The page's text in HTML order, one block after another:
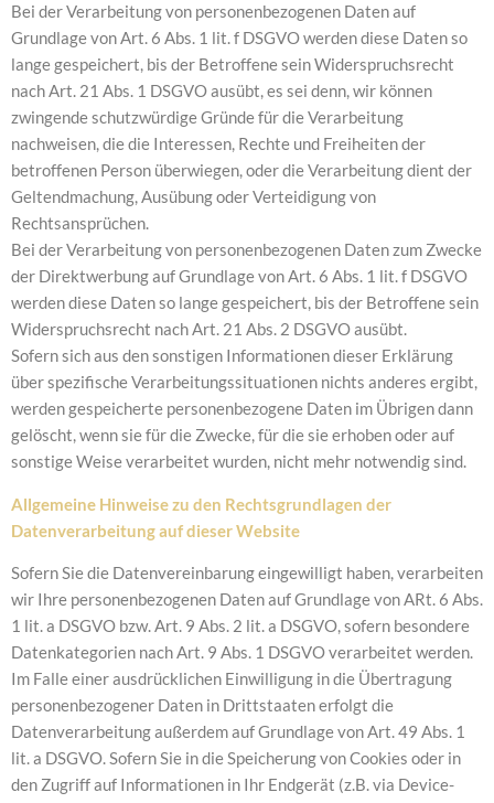
Bei der Verarbeitung von personenbezogenen Daten auf
Grundlage von Art. 6 Abs. 1 lit. f DSGVO werden diese Daten so
lange gespeichert, bis der Betroffene sein Widerspruchsrecht
nach Art. 21 Abs. 1 DSGVO ausübt, es sei denn, wir können
zwingende schutzwürdige Gründe für die Verarbeitung
nachweisen, die die Interessen, Rechte und Freiheiten der
betroffenen Person überwiegen, oder die Verarbeitung dient der
Geltendmachung, Ausübung oder Verteidigung von
Rechtsansprüchen.
Bei der Verarbeitung von personenbezogenen Daten zum Zwecke
der Direktwerbung auf Grundlage von Art. 6 Abs. 1 lit. f DSGVO
werden diese Daten so lange gespeichert, bis der Betroffene sein
Widerspruchsrecht nach Art. 21 Abs. 2 DSGVO ausübt.
Sofern sich aus den sonstigen Informationen dieser Erklärung
über spezifische Verarbeitungssituationen nichts anderes ergibt,
werden gespeicherte personenbezogene Daten im Übrigen dann
gelöscht, wenn sie für die Zwecke, für die sie erhoben oder auf
sonstige Weise verarbeitet wurden, nicht mehr notwendig sind.
Allgemeine Hinweise zu den Rechtsgrundlagen der
Datenverarbeitung auf dieser Website
Sofern Sie die Datenvereinbarung eingewilligt haben, verarbeiten
wir Ihre personenbezogenen Daten auf Grundlage von ARt. 6 Abs.
1 lit. a DSGVO bzw. Art. 9 Abs. 2 lit. a DSGVO, sofern besondere
Datenkategorien nach Art. 9 Abs. 1 DSGVO verarbeitet werden.
Im Falle einer ausdrücklichen Einwilligung in die Übertragung
personenbezogener Daten in Drittstaaten erfolgt die
Datenverarbeitung außerdem auf Grundlage von Art. 49 Abs. 1
lit. a DSGVO. Sofern Sie in die Speicherung von Cookies oder in
den Zugriff auf Informationen in Ihr Endgerät (z.B. via Device-